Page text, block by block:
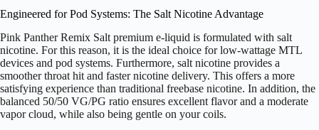
Engineered for Pod Systems: The Salt Nicotine Advantage
Pink Panther Remix Salt premium e-liquid is formulated with salt
nicotine. For this reason, it is the ideal choice for low-wattage MTL
devices and pod systems. Furthermore, salt nicotine provides a
smoother throat hit and faster nicotine delivery. This offers a more
satisfying experience than traditional freebase nicotine. In addition, the
balanced 50/50 VG/PG ratio ensures excellent flavor and a moderate
vapor cloud, while also being gentle on your coils.